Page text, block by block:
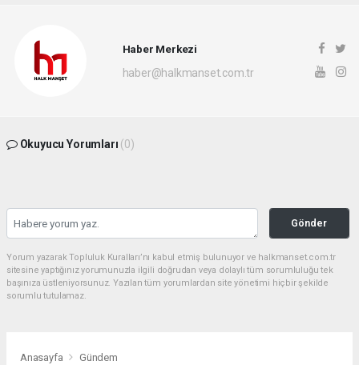
Haber Merkezi
haber@halkmanset.com.tr
Okuyucu Yorumları (0)
Gönder
Yorum yazarak Topluluk Kuralları’nı kabul etmiş bulunuyor ve halkmanset.com.tr
sitesine yaptığınız yorumunuzla ilgili doğrudan veya dolaylı tüm sorumluluğu tek
başınıza üstleniyorsunuz. Yazılan tüm yorumlardan site yönetimi hiçbir şekilde
sorumlu tutulamaz.
Anasayfa Gündem